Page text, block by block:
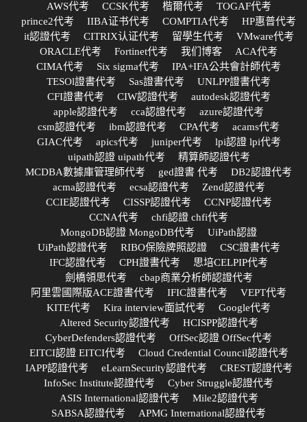
AWS代考
CCSK代考 楷爾代考
TOGAF代考
prince2代考
IIBA证书代考 COMPTIA代考
HP惠普代考
it認證代考
CITRIX认证代考 留學生代考
VMware代考
ORACLE代考
Fortinet代考 我们博客
ACA代考
CIMA代考
Six sigma代考
IPA+IFA公共會計師代考
TESOl證書代考
Sas證書代考
UNLPP證書代考
CFI證書代考
CIW認證代考
autodesk認證代考
apple認證代考
cca認證代考
azure認證代考
csm認證代考
ibm認證代考 CPA代考
acams代考
GIAC代考
apics代考 juniper代考
lpi認證 lpi代考
uipath認證 uipath代考
精算師認證代考
MCDBA數據庫管理師代考
ged證書 代考
DB2認證代考
acma認證代考
ecsa認證代考
Zend認證代考
CCIE認證代考
CISSP認證代考
CCNP認證代考
CCNA代考
chfi認證 chfi代考
MongoDB認證 MongoDB代考
UiPath認證
UiPath認證代考
RIBO保險牌照認證
CSC證書代考
IFC認證代考
CPH證書代考
思培CELPIP代考
劍橋領思代考
cbap商業分析師認證代考
阿里雲國際版ACE證書代考
IFIC證書代考
VEPT代考
KITE代考
Kira interview面試代考
Google代考
Altered Security認證代考
HCISPP認證代考
CyberDefenders認證代考
OffSec認證 OffSec代考
EITCI認證 EITCI代考
Cloud Credential Council認證代考
IAPP認證代考
eLearnSecurity認證代考
CREST認證代考
InfoSec Institute認證代考
Cyber Struggle認證代考
ASIS International認證代考
Mile2認證代考
SABSA認證代考
APMG International認證代考